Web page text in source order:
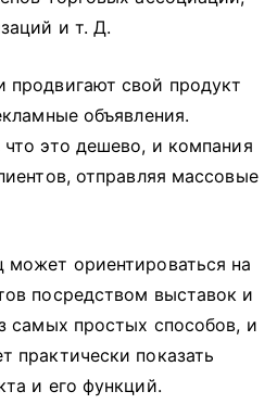
и т. Д.
свой продукт
объявления.
это дешево, и компания
отправляя массовые
ориентироваться на
посредством выставок и
самых простых способов, и
практически показать
и его функций.